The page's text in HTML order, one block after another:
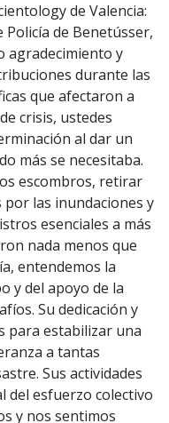
de Valencia:
de Benetússer,
agradecimiento y
durante las
que afectaron a
crisis, ustedes
al dar un
más se necesitaba.
escombros, retirar
por las inundaciones y
esenciales a más
nada menos que
entendemos la
y del apoyo de la
Su dedicación y
para estabilizar una
a tantas
Sus actividades
del esfuerzo colectivo
y nos sentimos